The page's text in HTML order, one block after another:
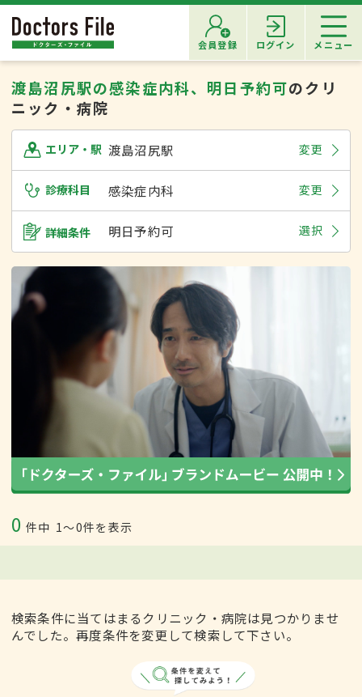
会員登録 ログイン メニュー
渡島沼尻駅の感染症内科、明日予約可のクリ
ニック・病院
エリア・駅 渡島沼尻駅 変更
診療科目 感染症内科 変更
詳細条件 明日予約可 選択
0 件中 1〜0件を表示
検索条件に当てはまるクリニック・病院は見つかりませ
んでした。再度条件を変更して検索して下さい。